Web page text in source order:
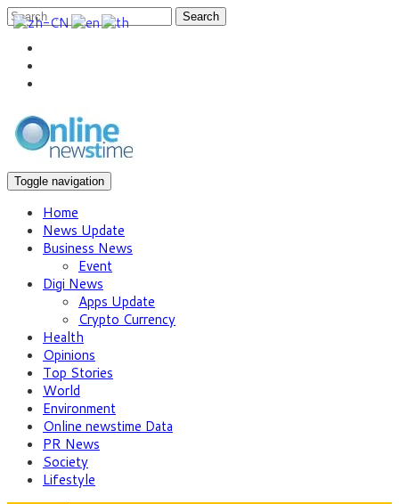
Search
Toggle navigation
Home
News Update
Business News
Event
Digi News
Apps Update
Crypto Currency
Health
Opinions
Top Stories
World
Environment
Online newstime Data
PR News
Society
Lifestyle